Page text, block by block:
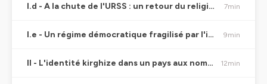
I.d - A la chute de l'URSS : un retour du religieux ? 7min
I.e - Un régime démocratique fragilisé par l'instrumentalisation des tensions ethniques par des élites concurrentes 9min
II - L'identité kirghize dans un pays aux nombreuses minorités 12min